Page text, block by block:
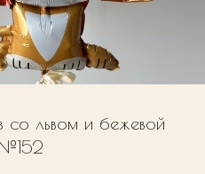
со львом и бежевой